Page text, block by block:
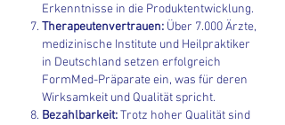
Erkenntnisse in die Produktentwicklung.
Therapeutenvertrauen: Über 7.000 Ärzte,
medizinische Institute und Heilpraktiker
in Deutschland setzen erfolgreich
FormMed-Präparate ein, was für deren
Wirksamkeit und Qualität spricht.
Bezahlbarkeit:Trotz hoher Qualität sind